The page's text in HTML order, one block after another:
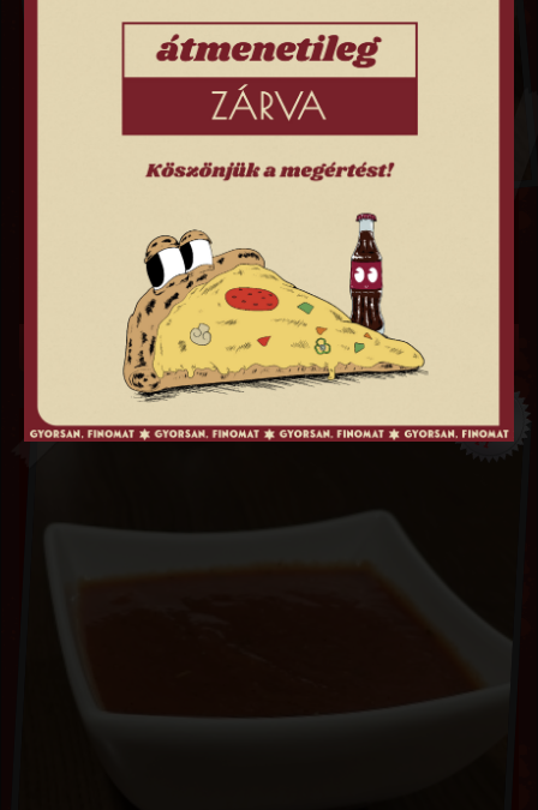
TZATZIKI SZÓSZ
250
FT